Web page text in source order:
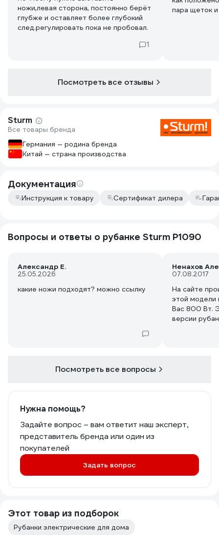
ножи,левая сторона, постоянно берёт
глубже и оставляет более глубокий
след.регулировать пока не пробовал.
1
пара щеток
Посмотреть все отзывы
Sturm
Все товары бренда
Германия — родина бренда
Китай — страна производства
Документация
Инструкция к товару Сертификат дилера
Вопросы и ответы о рубанке Sturm P1090
Александр Е.
25.05.2026
какие ножи подходят? можно ссылку
Ненахов
07.08.2017
На сайте
этой
Вас 800 Вт.
версии
Посмотреть все вопросы
Нужна помощь?
Задайте вопрос – вам ответит наш эксперт,
представитель бренда или один из
покупателей
Задать вопрос
Этот товар из подборок
Рубанки электрические для дома